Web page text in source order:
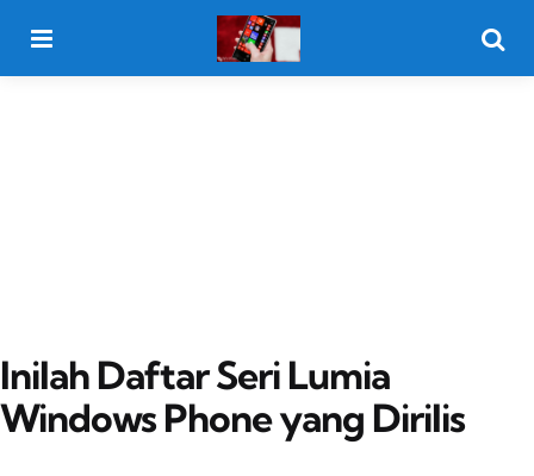
Inilah Daftar Seri Lumia
Windows Phone yang Dirilis